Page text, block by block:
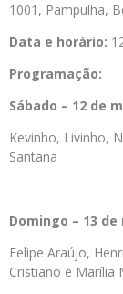
1001, Pampulha,
Data e horário:
Programação:
Sábado – 12 de
Kevinho, Livinho,
Santana
Domingo – 13 de
Felipe Araújo,
Cristiano e Marília